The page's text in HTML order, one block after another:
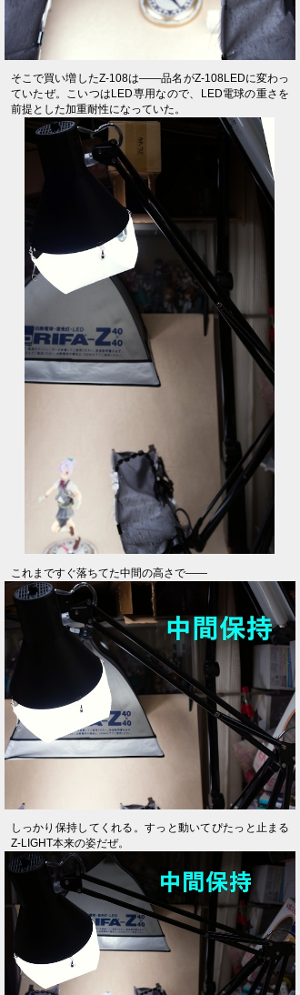
そこで買い増したZ-108は――品名がZ-108LEDに変わっ
ていたぜ。こいつはLED専用なので、LED電球の重さを
前提とした加重耐性になっていた。
これまですぐ落ちてた中間の高さで――
しっかり保持してくれる。すっと動いてぴたっと止まる
Z-LIGHT本来の姿だぜ。